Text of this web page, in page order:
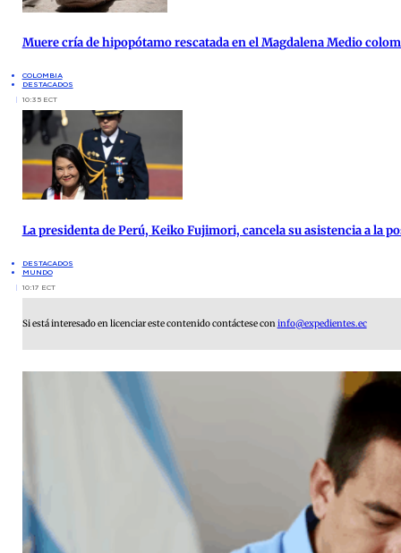
Muere cría de hipopótamo rescatada en el Magdalena Medio
COLOMBIA
DESTACADOS
10:35 ECT
La presidenta de Perú, Keiko Fujimori, cancela su asistencia a la
DESTACADOS
MUNDO
10:17 ECT
Si está interesado en licenciar este contenido contáctese coninfo@expedientes.ec